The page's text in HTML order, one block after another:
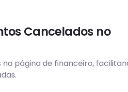
Cancelados no
página de financeiro,